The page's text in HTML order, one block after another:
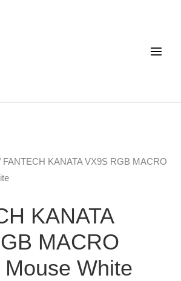
FANTECH KANATA VX9S RGB MACRO
KANATA
MACRO
White